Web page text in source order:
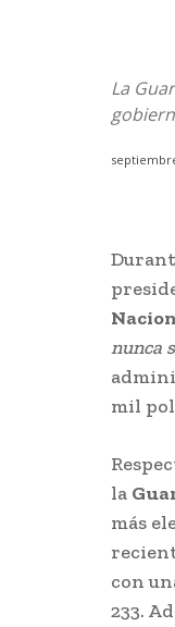
La
nunca
mil
la
más
con
233.